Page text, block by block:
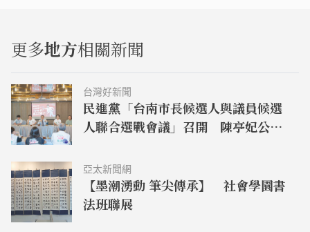
更多地方相關新聞
台灣好新聞
民進黨「台南市長候選人與議員候選
人聯合選戰會議」召開 陳亭妃公佈
亞太新聞網
【墨潮湧動 筆尖傳承】 社會學園書
法班聯展